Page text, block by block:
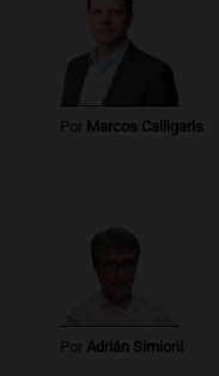
Por Marcos Calligaris
Por Adrián Simioni